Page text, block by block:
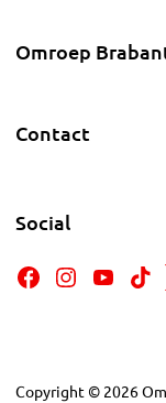
Omroep
Contact
Social
Copyright © 2026